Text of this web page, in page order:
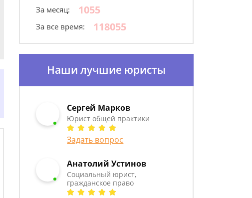
За месяц: 1055
За все время: 118055
Наши лучшие юристы
Сергей Марков
Юрист общей практики
Задать вопрос
Анатолий Устинов
Социальный юрист,
гражданское право